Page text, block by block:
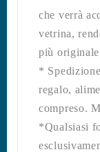
che verrà
vetrina,
più
*
regalo,
compreso.
*Qualsiasi